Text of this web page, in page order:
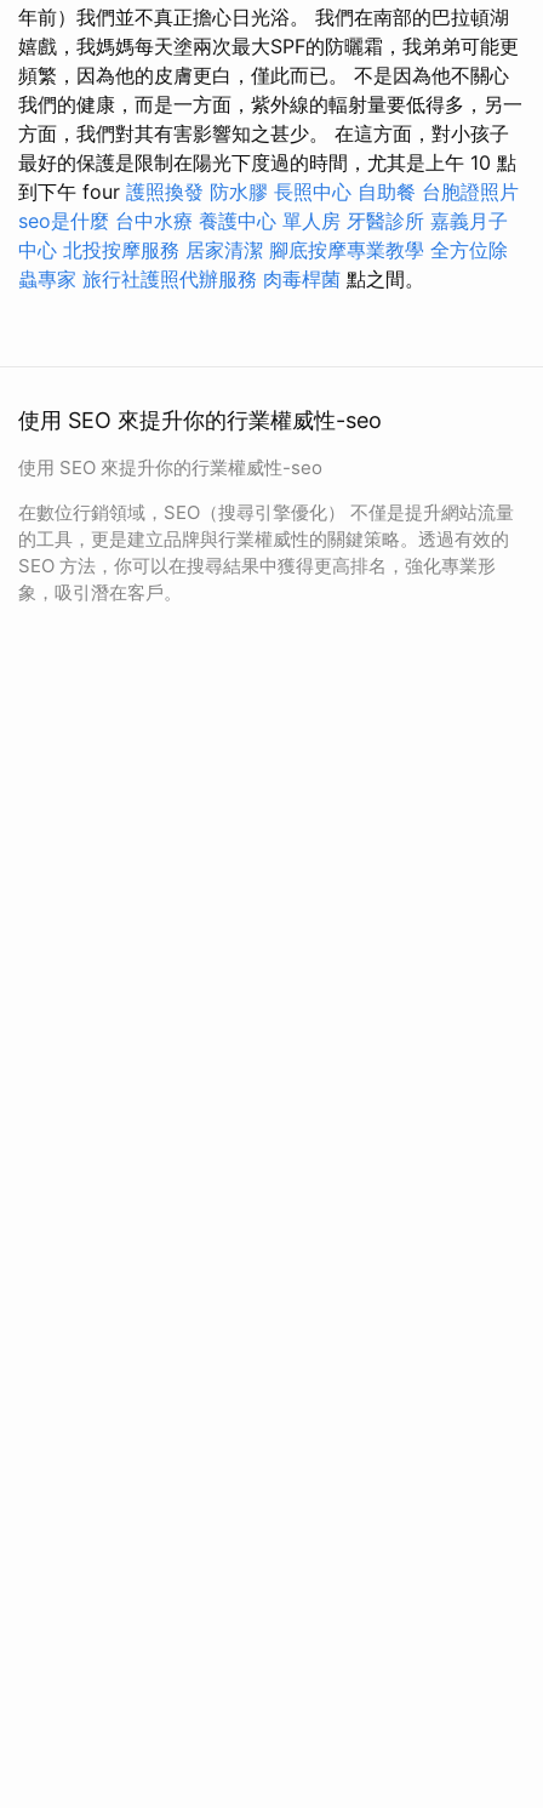
年前）我們並不真正擔心日光浴。 我們在南部的巴拉頓湖
嬉戲，我媽媽每天塗兩次最大SPF的防曬霜，我弟弟可能更
頻繁，因為他的皮膚更白，僅此而已。 不是因為他不關心
我們的健康，而是一方面，紫外線的輻射量要低得多，另一
方面，我們對其有害影響知之甚少。 在這方面，對小孩子
最好的保護是限制在陽光下度過的時間，尤其是上午 10 點
到下午 four 護照換發 防水膠 長照中心 自助餐 台胞證照片
seo是什麼 台中水療 養護中心 單人房 牙醫診所 嘉義月子
中心 北投按摩服務 居家清潔 腳底按摩專業教學 全方位除
蟲專家 旅行社護照代辦服務 肉毒桿菌 點之間。
使用 SEO 來提升你的行業權威性-seo
使用 SEO 來提升你的行業權威性-seo
在數位行銷領域，SEO（搜尋引擎優化） 不僅是提升網站流量
的工具，更是建立品牌與行業權威性的關鍵策略。透過有效的
SEO 方法，你可以在搜尋結果中獲得更高排名，強化專業形
象，吸引潛在客戶。